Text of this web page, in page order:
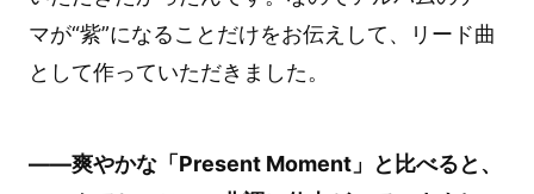
マが“紫”になることだけをお伝えして、リード曲
として作っていただきました。
――爽やかな「Present Moment」と比べると、